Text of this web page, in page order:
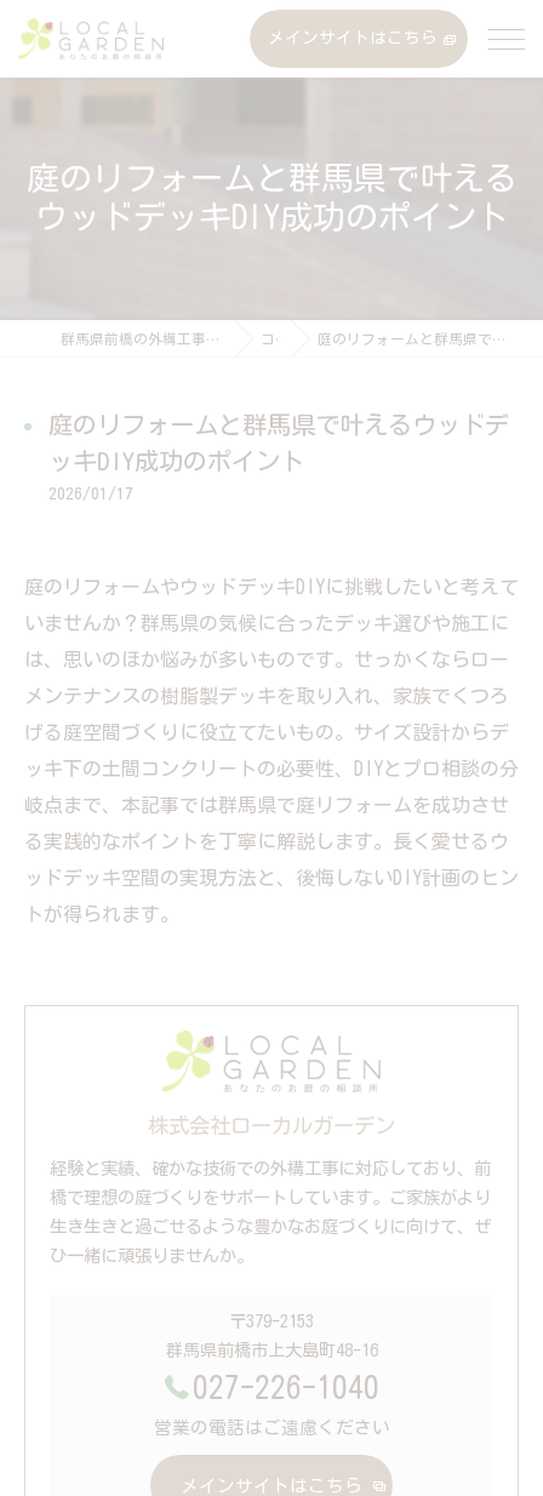
メインサイトはこちら
庭のリフォームと群馬県で叶える
ウッドデッキDIY成功のポイント
群馬県前橋の外構工事なら株式会社ローカルガーデン コラム 庭のリフォームと群馬県で叶えるウッドデッキDIY成功のポイント
庭のリフォームと群馬県で叶えるウッドデ
ッキDIY成功のポイント
2026/01/17
庭のリフォームやウッドデッキDIYに挑戦したいと考えて
いませんか？群馬県の気候に合ったデッキ選びや施工に
は、思いのほか悩みが多いものです。せっかくならロー
メンテナンスの樹脂製デッキを取り入れ、家族でくつろ
げる庭空間づくりに役立てたいもの。サイズ設計からデ
ッキ下の土間コンクリートの必要性、DIYとプロ相談の分
岐点まで、本記事では群馬県で庭リフォームを成功させ
る実践的なポイントを丁寧に解説します。長く愛せるウ
ッドデッキ空間の実現方法と、後悔しないDIY計画のヒン
トが得られます。
株式会社ローカルガーデン
経験と実績、確かな技術での外構工事に対応しており、前
橋で理想の庭づくりをサポートしています。ご家族がより
生き生きと過ごせるような豊かなお庭づくりに向けて、ぜ
ひ一緒に頑張りませんか。
〒379-2153
群馬県前橋市上大島町48-16
027-226-1040
営業の電話はご遠慮ください
メインサイトはこちら